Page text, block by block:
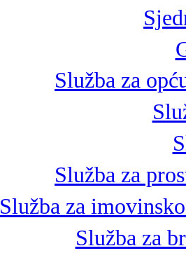
Služba za
Služba za
Služba za
Služba za